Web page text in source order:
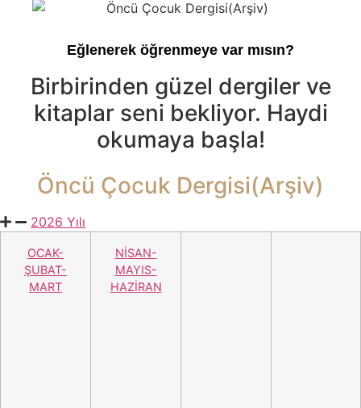
Eğlenerek öğrenmeye var mısın?
Birbirinden güzel dergiler ve
kitaplar seni bekliyor. Haydi
okumaya başla!
Öncü Çocuk Dergisi(Arşiv)
2026 Yılı
OCAK-
ŞUBAT-
MART
NİSAN-
MAYIS-
HAZİRAN